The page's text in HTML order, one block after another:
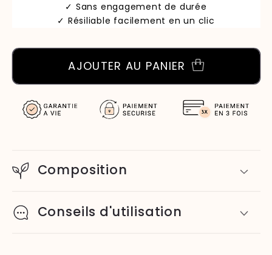
✓ Sans engagement de durée
✓ Résiliable facilement en un clic
AJOUTER AU PANIER
Composition
Conseils d'utilisation